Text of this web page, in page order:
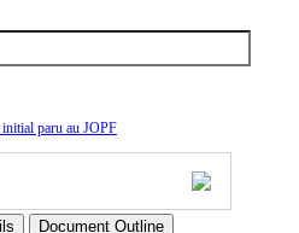
initial paru au JOPF
Document Outline